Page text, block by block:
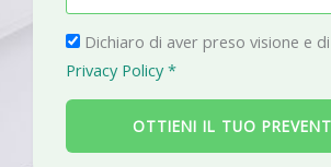
a
g
g
i
P
r
i
a
Dichiaro di aver preso visione e
Privacy Policy *
OTTIENI IL TUO